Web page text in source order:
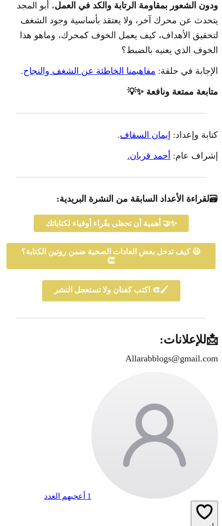
ودون الشعور بمقاومة الرتابة والكد في العمل، أبو المجد
يتحدث عن محرك آخر، ولا يعتقد بأساسية وجود الشغف
لتحقيق الأهداف، كيف يعمل الخوف كمحرك، وماهو هذا
الخوف الذي يعنيه بالضبط؟
الإجابة في حلقة: مفاهيمنا الخاطئة عن الشغف والنجاح.
متابعة ممتعة ونافعة ✨💡
كتابة وإعداد: إيمان السقاف.
إشراف عام: أحمد قربان.
🗃️لقراءة الأعداد السابقة من النشرة البريدية:
أهمية أن تحظى بقُراء أوفياء لكتاباتك 🤝✨
كيف تدخل بعض العادات الصحية ضمن روتين الكتابة؟ 😃
👏
اكتب كفنان ولا تستعجل النشر 🎨🖌️
📩للإعلانات:
Allarabblogs@gmail.com
1 أعجبهم العدد